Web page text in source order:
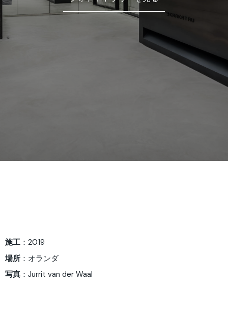
施工 ：2019
場所 ：オランダ
写真 ：Jurrit van der Waal